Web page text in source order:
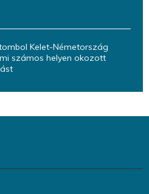
Kelet-Németország
számos helyen okozott